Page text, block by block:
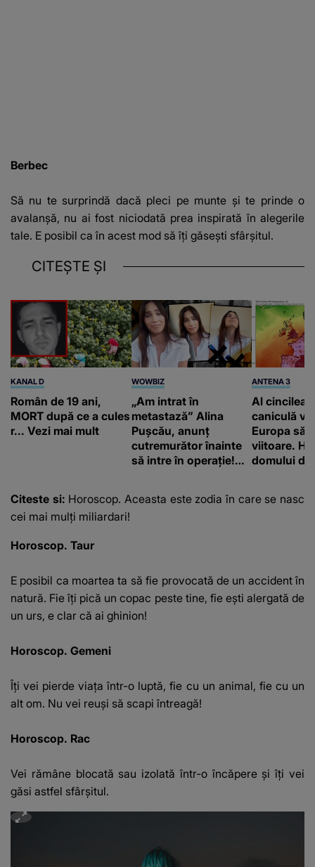
Berbec
Să nu te surprindă dacă pleci pe munte şi te prinde o
avalanşă, nu ai fost niciodată prea inspirată în alegerile
tale. E posibil ca în acest mod să îţi găseşti sfârşitul.
CITEȘTE ȘI
KANAL D
Român de 19 ani,
MORT după ce a cules
r... Vezi mai mult
WOWBIZ
„Am intrat în
metastază” Alina
Pușcău, anunț
cutremurător înainte
să intre în operație!
fanilor
ANTENA 3
Al cincilea
caniculă
Europa
viitoare.
domului de
Citeste si: Horoscop. Aceasta este zodia în care se nasc
cei mai mulți miliardari!
Horoscop. Taur
E posibil ca moartea ta să fie provocată de un accident în
natură. Fie îţi pică un copac peste tine, fie eşti alergată de
un urs, e clar că ai ghinion!
Horoscop. Gemeni
Îţi vei pierde viaţa într-o luptă, fie cu un animal, fie cu un
alt om. Nu vei reuşi să scapi întreagă!
Horoscop. Rac
Vei rămâne blocată sau izolată într-o încăpere şi îţi vei
găsi astfel sfârşitul.